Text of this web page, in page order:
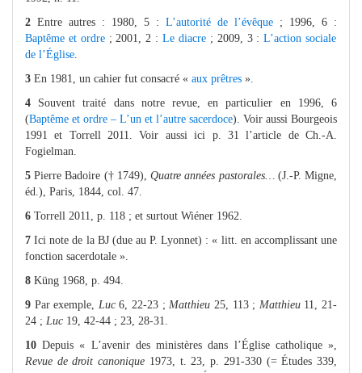
2 Entre autres : 1980, 5 : L’autorité de l’évêque ; 1996, 6 :
Baptême et ordre; 2001, 2 :Le diacre ; 2009, 3 :L’action sociale
de l’Église
3 En 1981, un cahier fut consacré « aux prêtres ».
4 Souvent traité dans notre revue, en particulier en 1996, 6
(Baptême et ordre – L’un et l’autre sacerdoce). Voir aussi Bourgeois
1991 et Torrell 2011. Voir aussi ici p. 31 l’article de Ch.-A.
Fogielman.
5 Pierre Badoire († 1749),Quatre années pastorales…
(J.-P. Migne,
éd.), Paris, 1844, col. 47.
6 Torrell 2011, p. 118 ; et surtout Wiéner 1962.
7 Ici note de la BJ (due au P. Lyonnet) : « litt. en accomplissant une
fonction sacerdotale ».
8 Küng 1968, p. 494.
9 Par exemple, Luc6, 22-23 ; Matthieu 25, 113 ; Matthieu 11, 21-
24 ; Luc 19, 42-44 ; 23, 28-31.
10 Depuis « L’avenir des ministères dans l’Église catholique »,
Revue de droit canonique 1973, t. 23, p. 291-330 (= Études339,